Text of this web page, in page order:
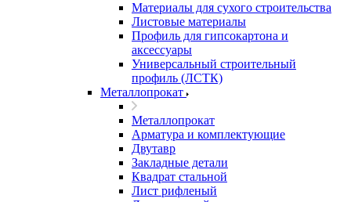
Материалы для сухого строительства
Листовые материалы
Профиль для гипсокартона и
аксессуары
Универсальный строительный
профиль (ЛСТК)
Металлопрокат
Металлопрокат
Арматура и комплектующие
Двутавр
Закладные детали
Квадрат стальной
Лист рифленый